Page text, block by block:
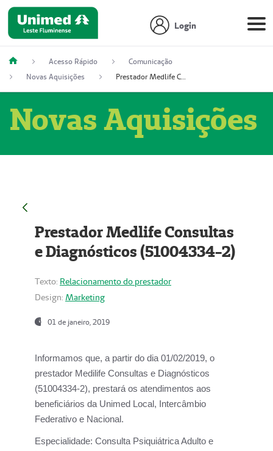
Login
Acesso Rápido
Comunicação
Novas Aquisições
Prestador Medlife Consultas e Diagnósticos (51004334-2)
Novas Aquisições
Prestador Medlife Consultas
e Diagnósticos (51004334-2)
Texto: Relacionamento do prestador
Design: Marketing
01 de janeiro, 2019
Informamos que, a partir do dia 01/02/2019, o
prestador Medilife Consultas e Diagnósticos
(51004334-2), prestará os atendimentos aos
beneficiários da Unimed Local, Intercâmbio
Federativo e Nacional.
Especialidade: Consulta Psiquiátrica Adulto e